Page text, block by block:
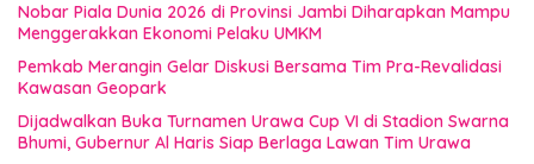
Nobar Piala Dunia 2026 di Provinsi Jambi Diharapkan Mampu
Menggerakkan Ekonomi Pelaku UMKM
Pemkab Merangin Gelar Diskusi Bersama Tim Pra-Revalidasi
Kawasan Geopark
Dijadwalkan Buka Turnamen Urawa Cup VI di Stadion Swarna
Bhumi, Gubernur Al Haris Siap Berlaga Lawan Tim Urawa